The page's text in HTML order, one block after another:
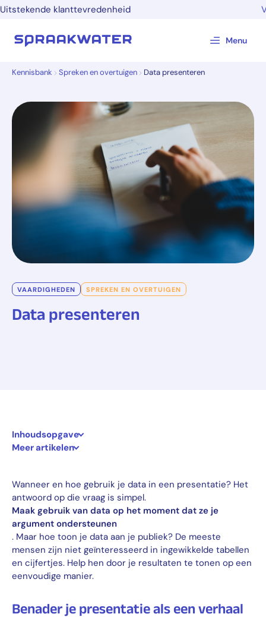
Uitstekende klanttevredenheid
Menu
Kennisbank Spreken en overtuigen Data presenteren
VAARDIGHEDEN SPREKEN EN OVERTUIGEN
Data presenteren
Inhoudsopgave
Meer artikelen
Wanneer en hoe gebruik je data in een presentatie? Het
antwoord op die vraag is simpel.
Maak gebruik van data op het moment dat ze je
argument ondersteunen
. Maar hoe toon je data aan je publiek? De meeste
mensen zijn niet geïnteresseerd in ingewikkelde tabellen
en cijfertjes. Help hen door je resultaten te tonen op een
eenvoudige manier.
Benader je presentatie als een verhaal